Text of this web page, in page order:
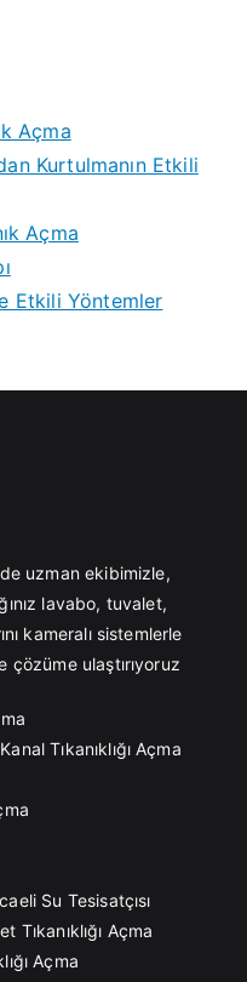
Açma
Kurtulmanın Etkili
Açma
Etkili Yöntemler
uzman ekibimizle,
lavabo, tuvalet,
kameralı sistemlerle
çözüme ulaştırıyoruz
Tıkanıklığı Açma
Su Tesisatçısı
Tıkanıklığı Açma
Açma